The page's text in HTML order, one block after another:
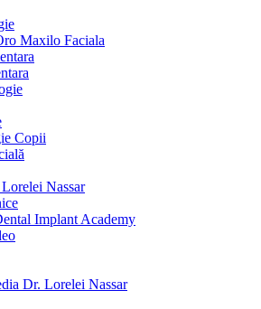
Maxilo Faciala
Copii
Nassar
Implant Academy
Dr. Lorelei Nassar